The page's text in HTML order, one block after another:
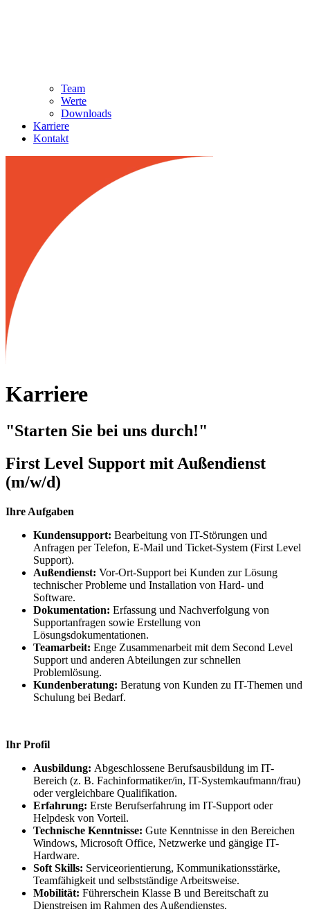
Team
Werte
Downloads
Karriere
Kontakt
Karriere
"Starten Sie bei uns durch!"
First Level Support mit Außendienst
(m/w/d)
Ihre Aufgaben
Kundensupport: Bearbeitung von IT-Störungen und
Anfragen per Telefon, E-Mail und Ticket-System (First Level
Support).
Außendienst: Vor-Ort-Support bei Kunden zur Lösung
technischer Probleme und Installation von Hard- und
Software.
Dokumentation: Erfassung und Nachverfolgung von
Supportanfragen sowie Erstellung von
Lösungsdokumentationen.
Teamarbeit: Enge Zusammenarbeit mit dem Second Level
Support und anderen Abteilungen zur schnellen
Problemlösung.
Kundenberatung: Beratung von Kunden zu IT-Themen und
Schulung bei Bedarf.
Ihr Profil
Ausbildung: Abgeschlossene Berufsausbildung im IT-
Bereich (z. B. Fachinformatiker/in, IT-Systemkaufmann/frau)
oder vergleichbare Qualifikation.
Erfahrung: Erste Berufserfahrung im IT-Support oder
Helpdesk von Vorteil.
Technische Kenntnisse: Gute Kenntnisse in den Bereichen
Windows, Microsoft Office, Netzwerke und gängige IT-
Hardware.
Soft Skills: Serviceorientierung, Kommunikationsstärke,
Teamfähigkeit und selbstständige Arbeitsweise.
Mobilität: Führerschein Klasse B und Bereitschaft zu
Dienstreisen im Rahmen des Außendienstes.